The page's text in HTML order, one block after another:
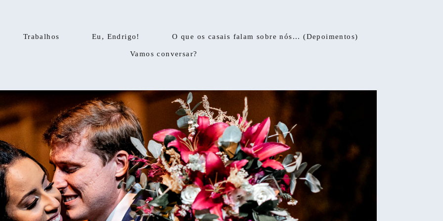
Trabalhos Eu, Endrigo! O que os casais falam sobre nós... (Depoimentos)
Vamos conversar?